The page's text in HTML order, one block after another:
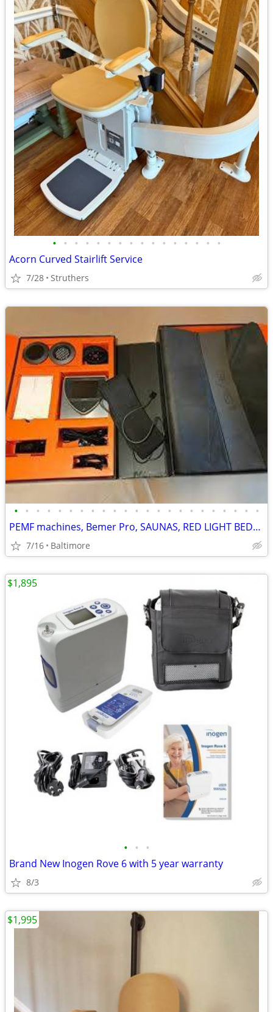
• • • • • • • • • • • • • • • •
Acorn Curved Stairlift Service
7/28 Struthers
• • • • • • • • • • • • • • • • • • • • • • •
PEMF machines, Bemer Pro, SAUNAS, RED LIGHT BEDS, PILATES HYPERBARIC
7/16 Baltimore
• • •
Brand New Inogen Rove 6 with 5 year warranty
8/3
$1,895
$1,995